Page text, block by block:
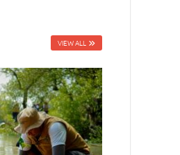
VIEW ALL